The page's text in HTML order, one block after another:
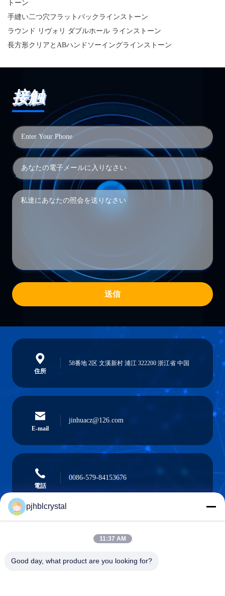
トーン
手縫い二つ穴フラットバックラインストーン
ラウンド リヴォリ ダブルホール ラインストーン
長方形クリアとABハンドソーイングラインストーン
接触
送信
住所
58番地 2区 文溪新村 浦江 322200 浙江省 中国
E-mail
jinhuacz@126.com
電話
0086-579-84153676
pjhblcrystal
11:37 AM
Good day, what product are you looking for?